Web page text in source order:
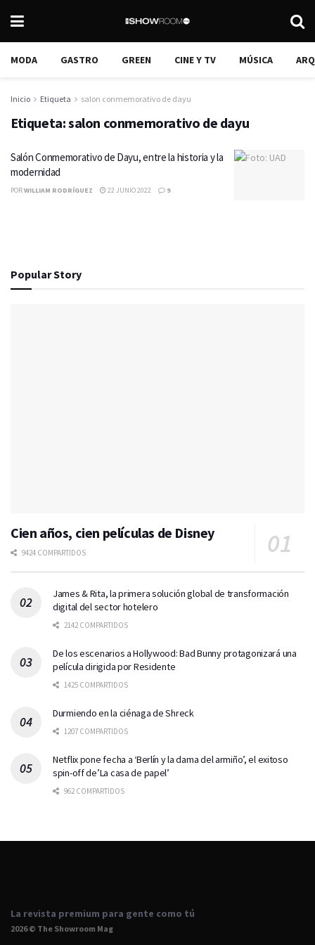
MODA GASTRO GREEN CINE Y TV MÚSICA
Inicio Etiqueta salon conmemorativo de dayu
Etiqueta:salon conmemorativo de dayu
Salón Conmemorativo de Dayu, entre la historia y la
modernidad
PORWILLIAM RODRÍGUEZ 22 JUNIO 2022 9
Popular Story
Cien años, cien películas de Disney
9424 COMPARTIDOS
James & Rita, la primera solución global de transformación
digital del sector hotelero
2142 COMPARTIDOS
De los escenarios a Hollywood: Bad Bunny protagonizará una
película dirigida por Residente
1425 COMPARTIDOS
Durmiendo en la ciénaga de Shreck
1207 COMPARTIDOS
Netflix pone fecha a ‘Berlín y la dama del armiño’, el exitoso
spin-off de’La casa de papel’
962 COMPARTIDOS
La revista premium para gente como tú
2026 © The Showroom Mag